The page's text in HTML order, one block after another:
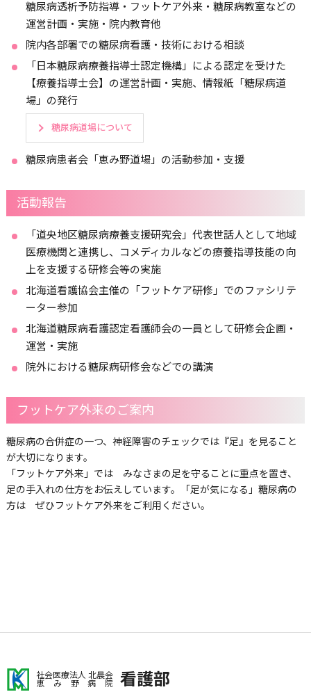
糖尿病透析予防指導・フットケア外来・糖尿病教室などの
運営計画・実施・院内教育他
院内各部署での糖尿病看護・技術における相談
「日本糖尿病療養指導士認定機構」による認定を受けた
【療養指導士会】の運営計画・実施、情報紙「糖尿病道
場」の発行
糖尿病道場について
糖尿病患者会「恵み野道場」の活動参加・支援
活動報告
「道央地区糖尿病療養支援研究会」代表世話人として地域
医療機関と連携し、コメディカルなどの療養指導技能の向
上を支援する研修会等の実施
北海道看護協会主催の「フットケア研修」でのファシリテ
ーター参加
北海道糖尿病看護認定看護師会の一員として研修会企画・
運営・実施
院外における糖尿病研修会などでの講演
フットケア外来のご案内
糖尿病の合併症の一つ、神経障害のチェックでは『足』を見ること
が大切になります。
「フットケア外来」では みなさまの足を守ることに重点を置き、
足の手入れの仕方をお伝えしています。「足が気になる」糖尿病の
方は ぜひフットケア外来をご利用ください。
社会医療法人 北晨会
恵み野病院
看護部